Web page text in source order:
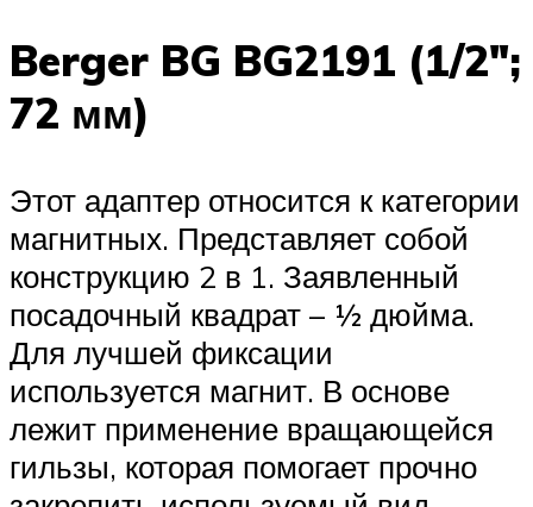
Berger BG BG2191 (1/2″;
72 мм)
Этот адаптер относится к категории
магнитных. Представляет собой
конструкцию 2 в 1. Заявленный
посадочный квадрат – ½ дюйма.
Для лучшей фиксации
используется магнит. В основе
лежит применение вращающейся
гильзы, которая помогает прочно